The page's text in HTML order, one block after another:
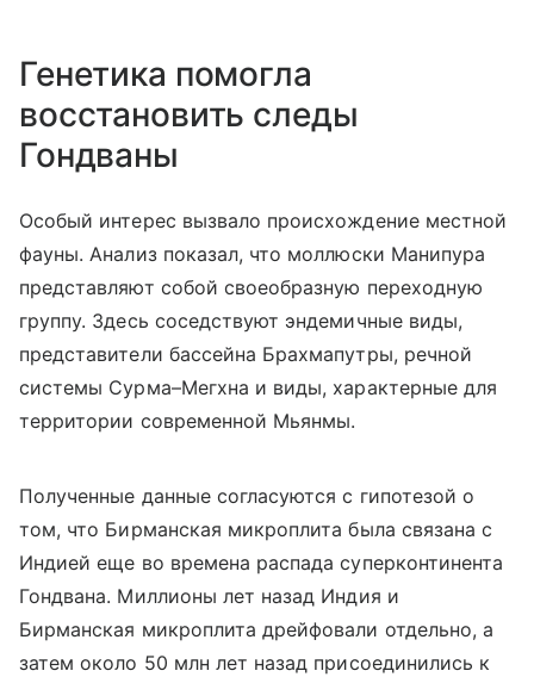
Генетика помогла
восстановить следы
Гондваны
Особый интерес вызвало происхождение местной
фауны. Анализ показал, что моллюски Манипура
представляют собой своеобразную переходную
группу. Здесь соседствуют эндемичные виды,
представители бассейна Брахмапутры, речной
системы Сурма–Мегхна и виды, характерные для
территории современной Мьянмы.
Полученные данные согласуются с гипотезой о
том, что Бирманская микроплита была связана с
Индией еще во времена распада суперконтинента
Гондвана. Миллионы лет назад Индия и
Бирманская микроплита дрейфовали отдельно, а
затем около 50 млн лет назад присоединились к